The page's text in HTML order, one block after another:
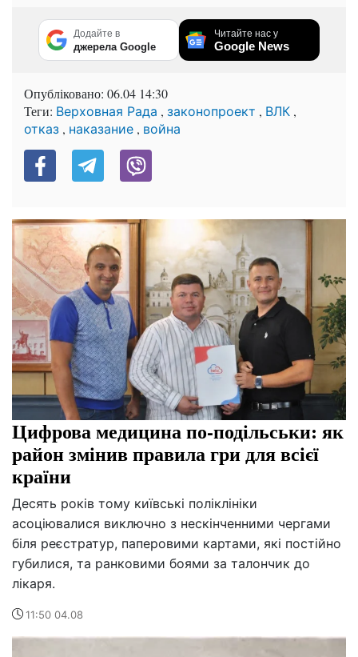
Додайте в
джерела Google
Читайте нас у
Google News
Опубліковано: 06.04 14:30
Теги: Верховная Рада , законопроект , ВЛК ,
отказ , наказание , война
Цифрова медицина по-подільськи: як
район змінив правила гри для всієї
країни
Десять років тому київські поліклініки
асоціювалися виключно з нескінченними чергами
біля реєстратур, паперовими картами, які постійно
губилися, та ранковими боями за талончик до
лікаря.
11:50 04.08